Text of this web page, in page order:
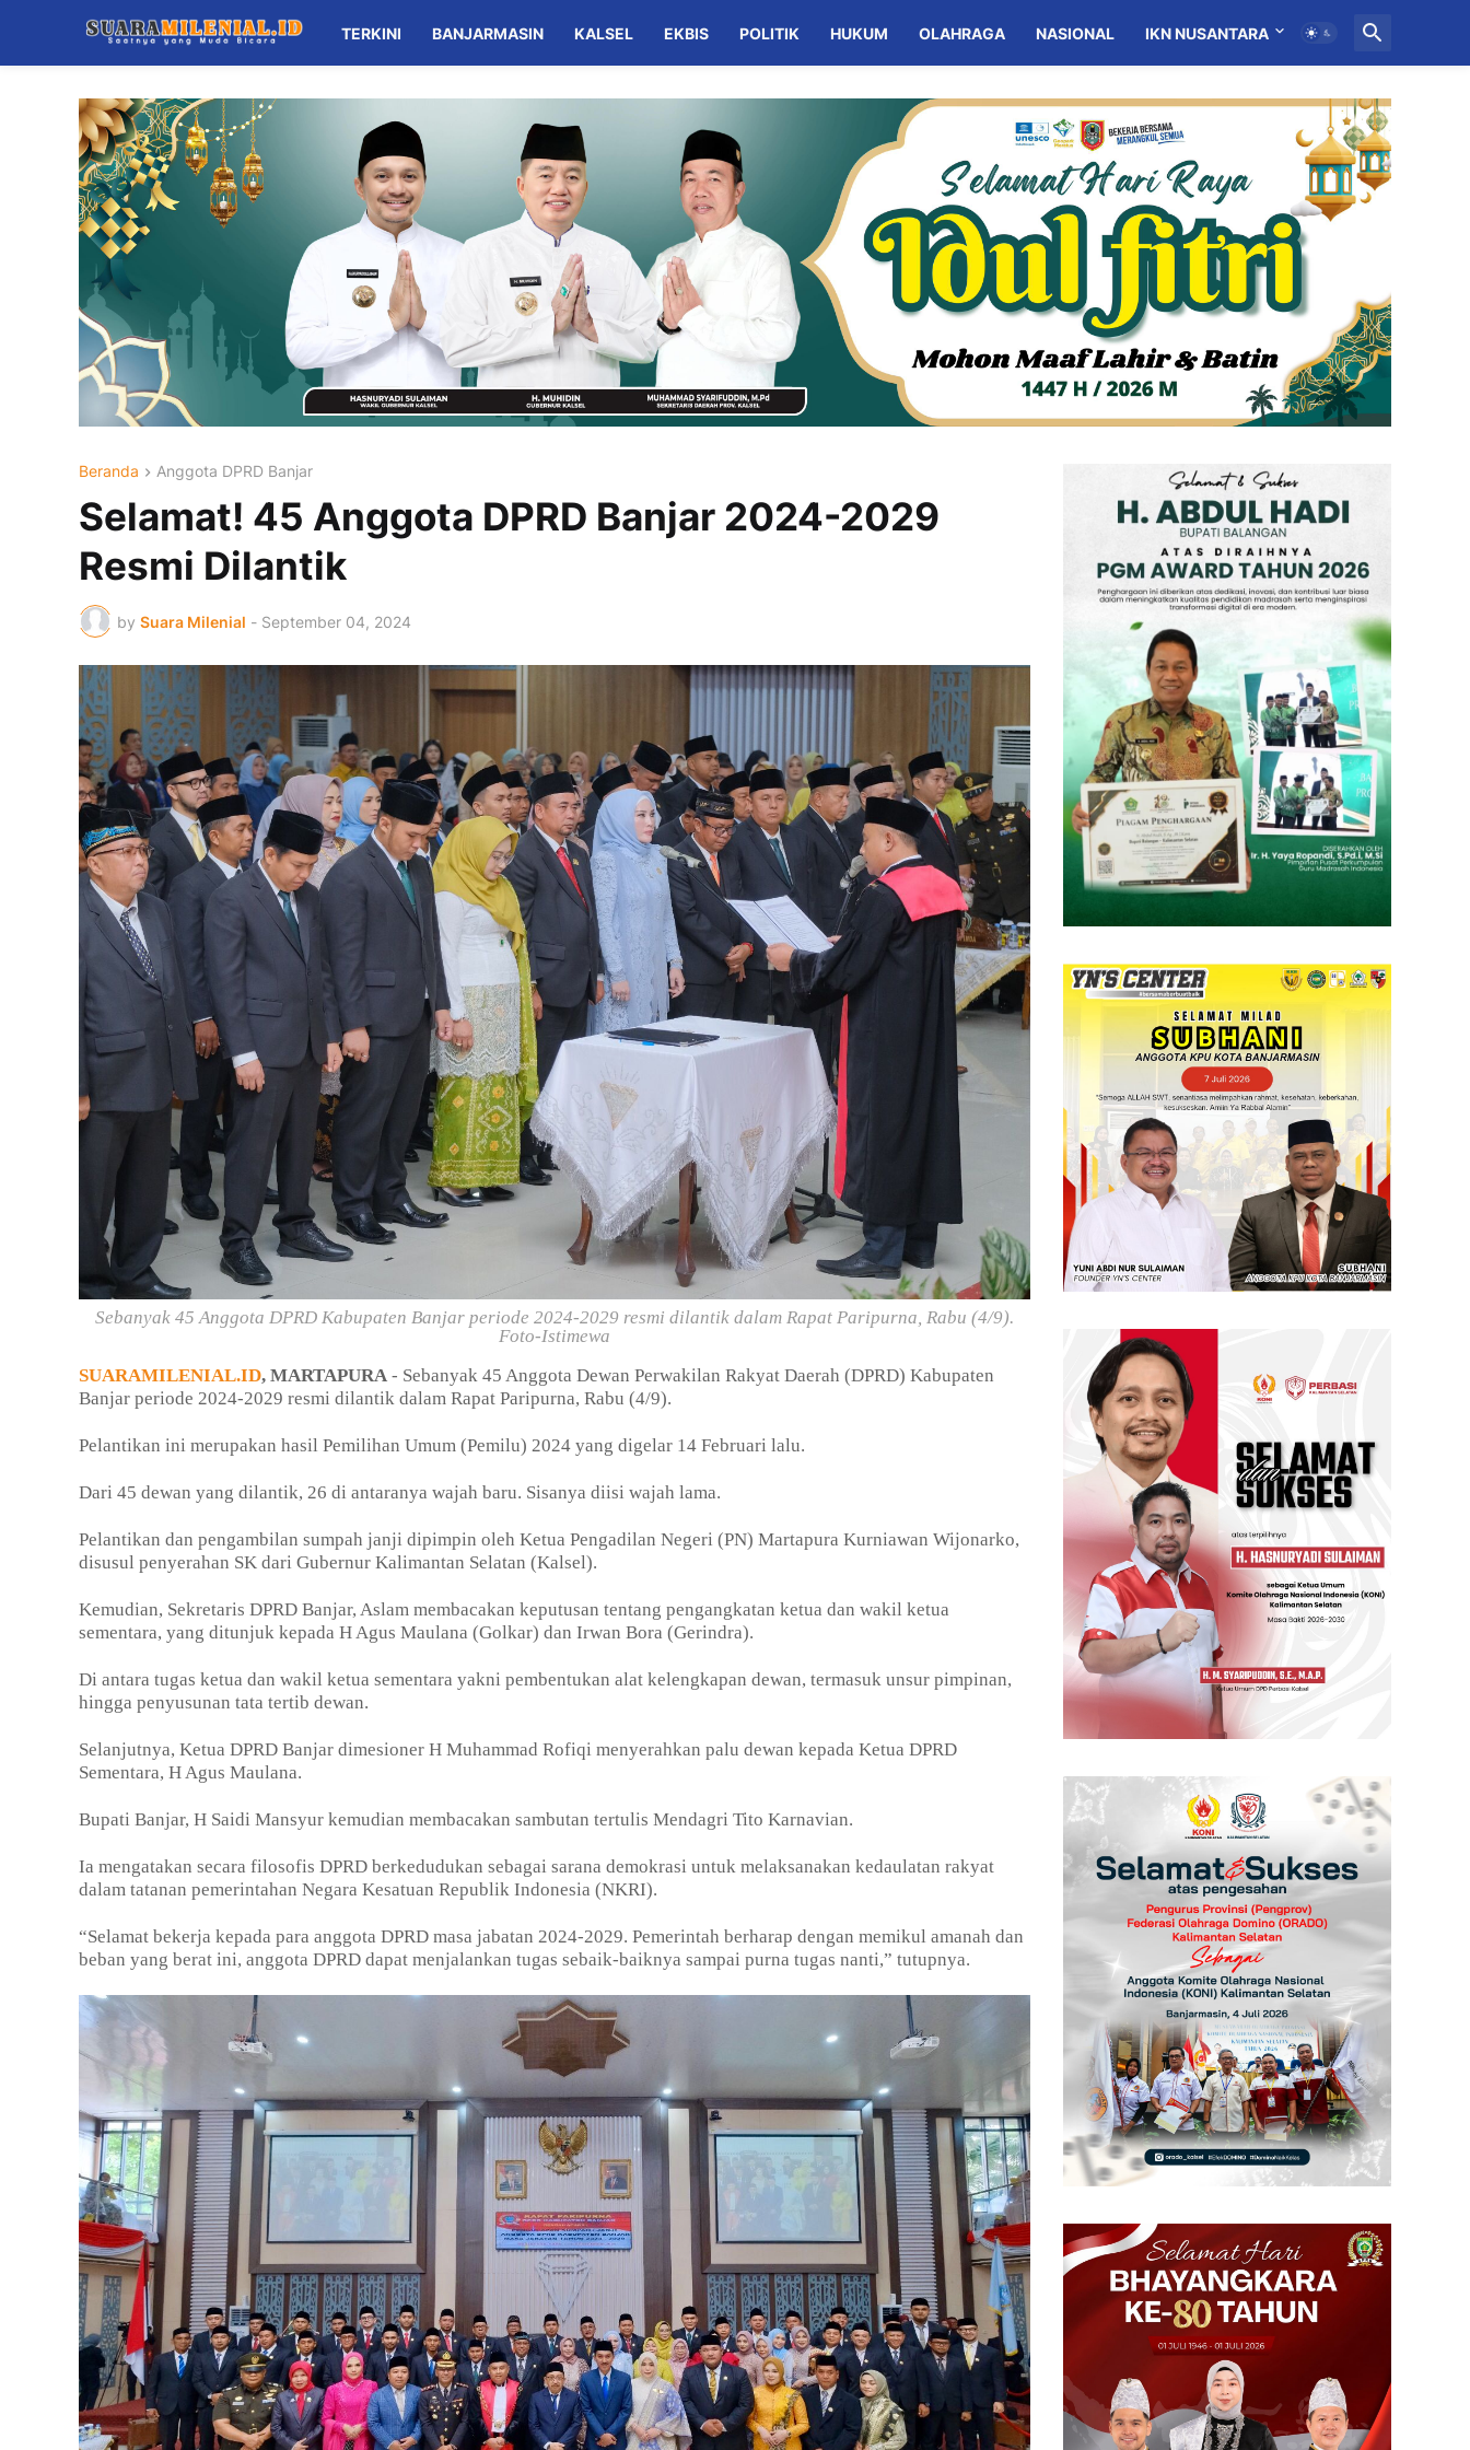
TERKINI BANJARMASIN KALSEL EKBIS POLITIK HUKUM OLAHRAGA NASIONAL IKN NUSANTARA MITRA
Beranda Anggota DPRD Banjar
Selamat! 45 Anggota DPRD Banjar 2024-2029
Resmi Dilantik
by Suara Milenial - September 04, 2024
Sebanyak 45 Anggota DPRD Kabupaten Banjar periode 2024-2029 resmi dilantik dalam Rapat Paripurna, Rabu (4/9).
Foto-Istimewa
SUARAMILENIAL.ID, MARTAPURA - Sebanyak 45 Anggota Dewan Perwakilan Rakyat Daerah (DPRD) Kabupaten
Banjar periode 2024-2029 resmi dilantik dalam Rapat Paripurna, Rabu (4/9).
Pelantikan ini merupakan hasil Pemilihan Umum (Pemilu) 2024 yang digelar 14 Februari lalu.
Dari 45 dewan yang dilantik, 26 di antaranya wajah baru. Sisanya diisi wajah lama.
Pelantikan dan pengambilan sumpah janji dipimpin oleh Ketua Pengadilan Negeri (PN) Martapura Kurniawan Wijonarko,
disusul penyerahan SK dari Gubernur Kalimantan Selatan (Kalsel).
Kemudian, Sekretaris DPRD Banjar, Aslam membacakan keputusan tentang pengangkatan ketua dan wakil ketua
sementara, yang ditunjuk kepada H Agus Maulana (Golkar) dan Irwan Bora (Gerindra).
Di antara tugas ketua dan wakil ketua sementara yakni pembentukan alat kelengkapan dewan, termasuk unsur pimpinan,
hingga penyusunan tata tertib dewan.
Selanjutnya, Ketua DPRD Banjar dimesioner H Muhammad Rofiqi menyerahkan palu dewan kepada Ketua DPRD
Sementara, H Agus Maulana.
Bupati Banjar, H Saidi Mansyur kemudian membacakan sambutan tertulis Mendagri Tito Karnavian.
Ia mengatakan secara filosofis DPRD berkedudukan sebagai sarana demokrasi untuk melaksanakan kedaulatan rakyat
dalam tatanan pemerintahan Negara Kesatuan Republik Indonesia (NKRI).
“Selamat bekerja kepada para anggota DPRD masa jabatan 2024-2029. Pemerintah berharap dengan memikul amanah dan
beban yang berat ini, anggota DPRD dapat menjalankan tugas sebaik-baiknya sampai purna tugas nanti,” tutupnya.